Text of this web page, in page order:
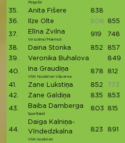
Pingvīni
35. Anita Fišere 838
36.
Ilze Olte 808 855
37. Elīna Zvilna
Virsotne/Marmot
919 748
38. Daina Stonka 852 857
39.
Veronika Buhalova 849
40. Ina Graudiņa
VSK Noskrien Vāveres
878 812
41. Zane Lukstiņa 852 773
42.
Zane Galdiņa 835 853
43. Baiba Damberga
Sportland
803 815
44.
Daiga Kalniņa-
Vīndedzkalna
VSK noskrien
823 891